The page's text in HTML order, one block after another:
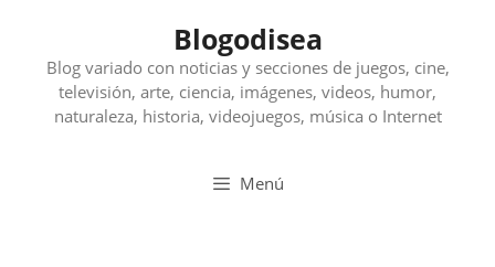
contenido
Blogodisea
Blog variado con noticias y secciones de juegos, cine,
televisión, arte, ciencia, imágenes, videos, humor,
naturaleza, historia, videojuegos, música o Internet
Menú